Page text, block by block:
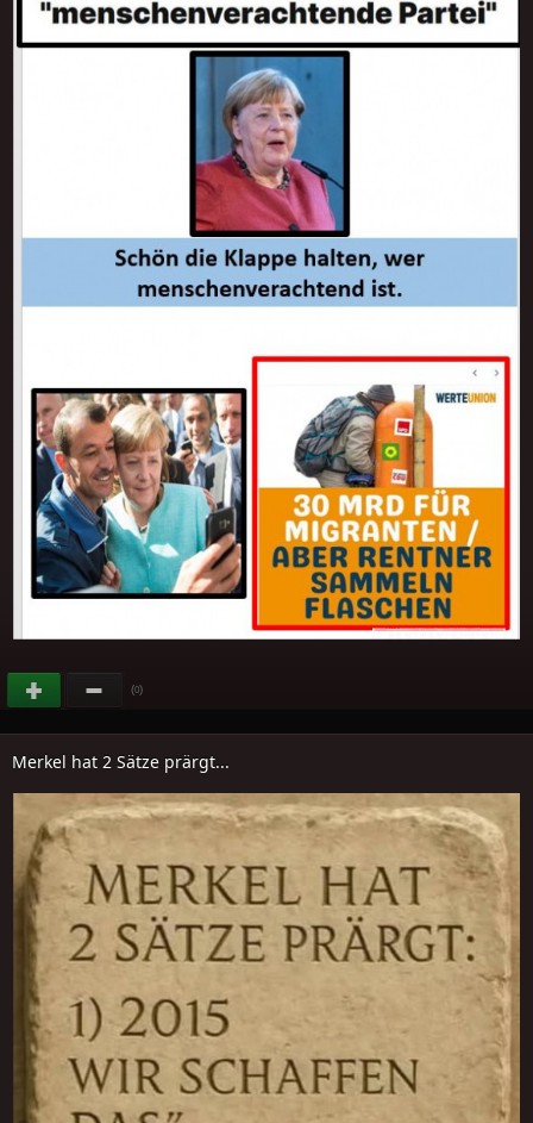
(0)
Merkel hat 2 Sätze prärgt...